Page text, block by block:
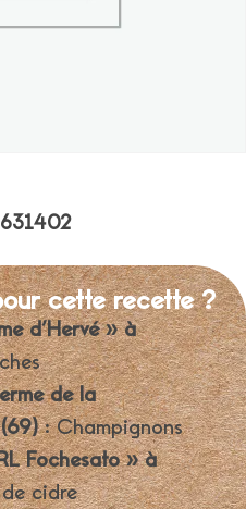
cette recette ?
d’Hervé » à
de la
: Champignons
Fochesato » à
cidre